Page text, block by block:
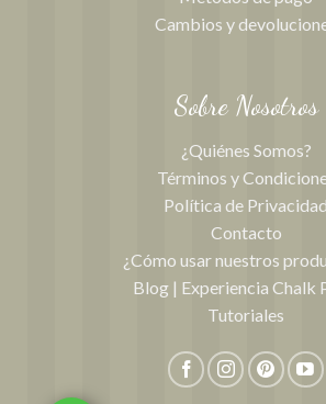
Cambios y
Sobre Nosotros
¿Quiénes Somos?
Términos y
Política de Privacidad
Contacto
¿Cómo usar nuestros
Blog | Experiencia Chalk
Tutoriales